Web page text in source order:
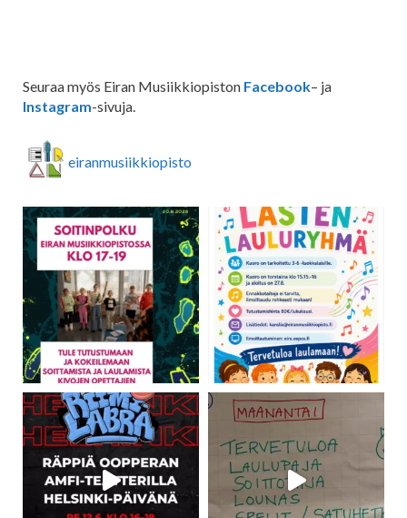
Seuraa myös Eiran Musiikkiopiston Facebook– ja
Instagram-sivuja.
eiranmusiikkiopisto